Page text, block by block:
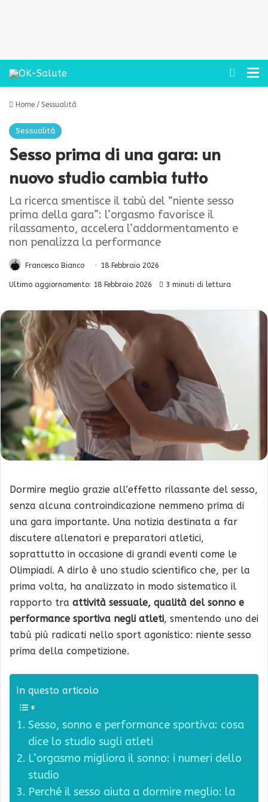
Cerca
Home / Sessualità
Sessualità
Sesso prima di una gara: un
nuovo studio cambia tutto
La ricerca smentisce il tabù del “niente sesso
prima della gara”: l’orgasmo favorisce il
rilassamento, accelera l’addormentamento e
non penalizza la performance
Francesco Bianco 18 Febbraio 2026
Ultimo aggiornamento: 18 Febbraio 2026 3 minuti di lettura
Dormire meglio grazie all’effetto rilassante del sesso,
senza alcuna controindicazione nemmeno prima di
una gara importante. Una notizia destinata a far
discutere allenatori e preparatori atletici,
soprattutto in occasione di grandi eventi come le
Olimpiadi. A dirlo è uno studio scientifico che, per la
prima volta, ha analizzato in modo sistematico il
rapporto tra attività sessuale, qualità del sonno e
performance sportiva negli atleti, smentendo uno dei
tabù più radicati nello sport agonistico: niente sesso
prima della competizione.
In questo articolo
Sesso, sonno e performance sportiva: cosa
dice lo studio sugli atleti
L’orgasmo migliora il sonno: i numeri dello
studio
Perché il sesso aiuta a dormire meglio: la